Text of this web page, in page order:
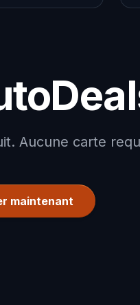
Aucune carte
maintenant